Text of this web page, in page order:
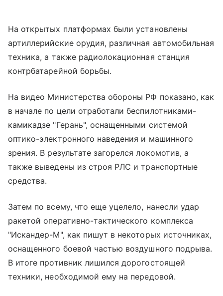
На открытых платформах были установлены
артиллерийские орудия, различная автомобильная
техника, а также радиолокационная станция
контрбатарейной борьбы.
На видео Министерства обороны РФ показано, как
в начале по цели отработали беспилотниками-
камикадзе "Герань", оснащенными системой
оптико-электронного наведения и машинного
зрения. В результате загорелся локомотив, а
также выведены из строя РЛС и транспортные
средства.
Затем по всему, что еще уцелело, нанесли удар
ракетой оперативно-тактического комплекса
"Искандер-М", как пишут в некоторых источниках,
оснащенного боевой частью воздушного подрыва.
В итоге противник лишился дорогостоящей
техники, необходимой ему на передовой.